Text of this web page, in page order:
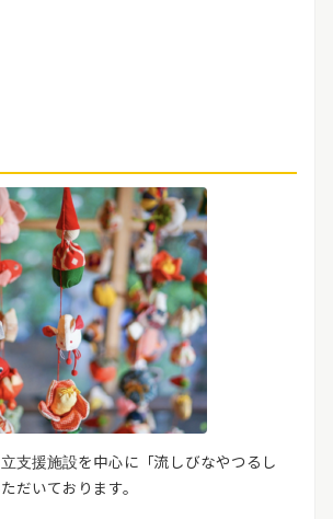
支援施設を中心に「流しびなやつるし
だいております。